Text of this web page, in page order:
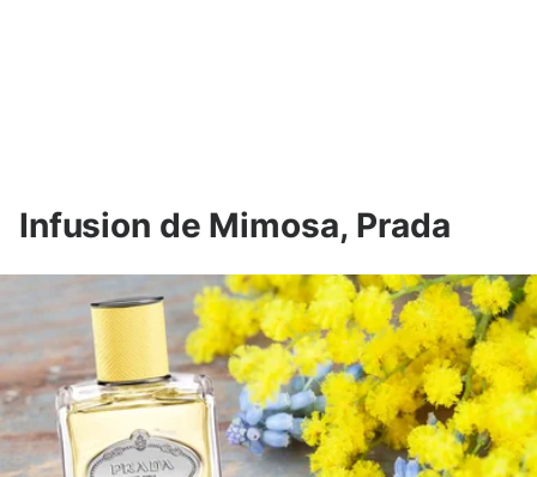
Infusion de Mimosa, Prada